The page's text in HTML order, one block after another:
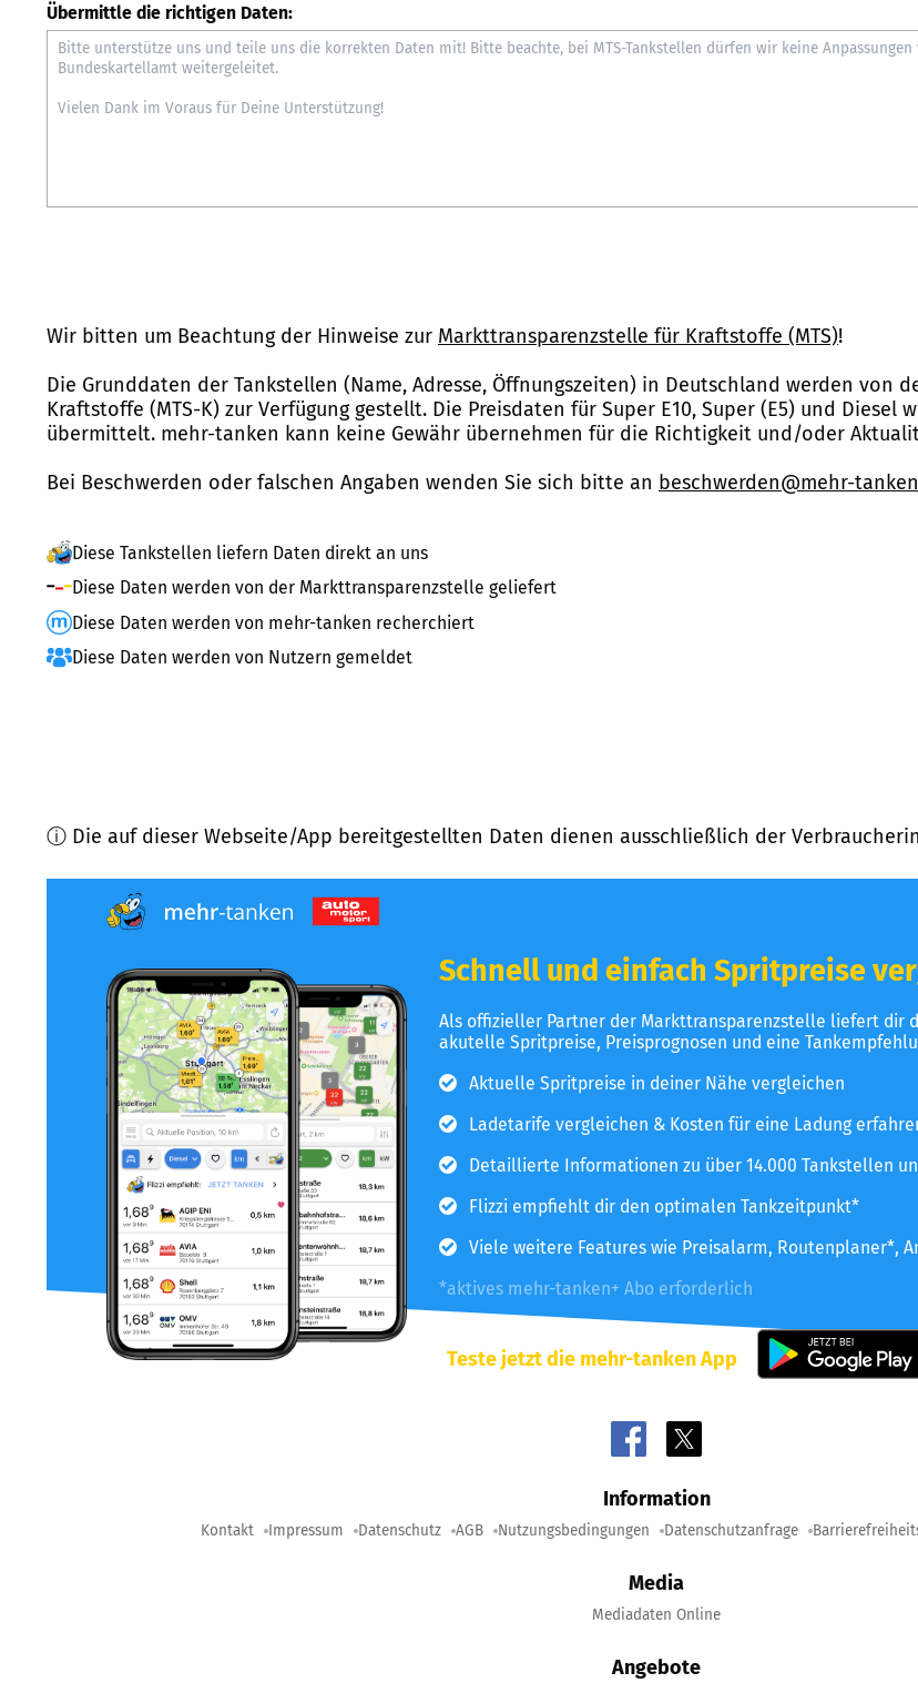
Übermittle die richtigen Daten:
Wir bitten um Beachtung der Hinweise zur Markttransparenzstelle für Kraftstoffe (MTS)!
Die Grunddaten der Tankstellen (Name, Adresse, Öffnungszeiten) in Deutschland werden von
Kraftstoffe (MTS-K) zur Verfügung gestellt. Die Preisdaten für Super E10, Super (E5) und Diesel
übermittelt. mehr-tanken kann keine Gewähr übernehmen für die Richtigkeit und/oder
Bei Beschwerden oder falschen Angaben wenden Sie sich bitte an beschwerden@mehr-
Diese Tankstellen liefern Daten direkt an uns
Diese Daten werden von der Markttransparenzstelle geliefert
Diese Daten werden von mehr-tanken recherchiert
Diese Daten werden von Nutzern gemeldet
ⓘ Die auf dieser Webseite/App bereitgestellten Daten dienen ausschließlich der
Schnell und einfach Spritpreise
Als offizieller Partner der Markttransparenzstelle liefert dir
akutelle Spritpreise, Preisprognosen und eine
Aktuelle Spritpreise in deiner Nähe vergleichen
Ladetarife vergleichen & Kosten für eine Ladung
Detaillierte Informationen zu über 14.000 Tankstellen
Flizzi empfiehlt dir den optimalen Tankzeitpunkt*
Viele weitere Features wie Preisalarm, Routenplaner*,
*aktives mehr-tanken+ Abo erforderlich
Teste jetzt die mehr-tanken App
Information
Kontakt Impressum Datenschutz AGB Nutzungsbedingungen Datenschutzanfrage
Media
Mediadaten Online
Angebote